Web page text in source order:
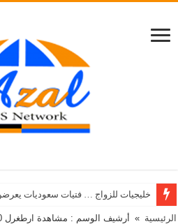
خليجيات للزواج … فتيات سعوديات
الرئيسية » أرشيف الوسم : مشاهدة ارطغرل 140 بث مباشر